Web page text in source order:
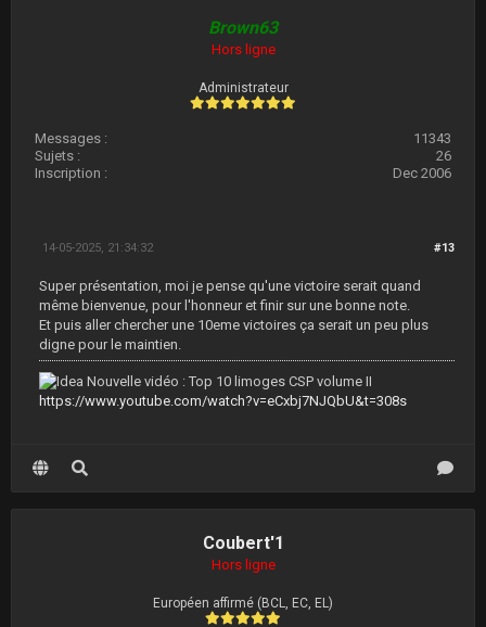
Brown63
Hors ligne
Administrateur
Messages :
11343
Sujets :
26
Inscription :
Dec 2006
#13
14-05-2025, 21:34:32
Super présentation, moi je pense qu'une victoire serait quand
même bienvenue, pour l'honneur et finir sur une bonne note.
Et puis aller chercher une 10eme victoires ça serait un peu plus
digne pour le maintien.
Nouvelle vidéo : Top 10 limoges CSP volume II
https://www.youtube.com/watch?v=eCxbj7NJQbU&t=308s
Coubert'1
Hors ligne
Européen affirmé (BCL, EC, EL)